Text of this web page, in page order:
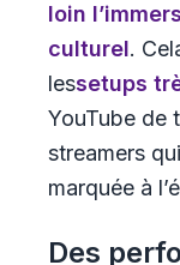
loin
culturel.
lessetups
YouTube de
streamers
marquée à
Des